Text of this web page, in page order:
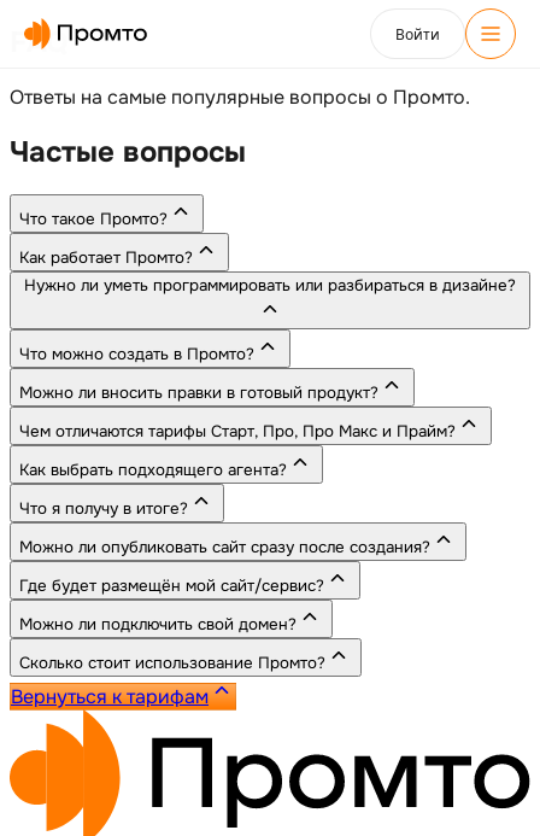
Войти
FAQ
Ответы на самые популярные вопросы о Промто.
Частые вопросы
Что такое Промто?
Как работает Промто?
Нужно ли уметь программировать или разбираться в дизайне?
Что можно создать в Промто?
Можно ли вносить правки в готовый продукт?
Чем отличаются тарифы Старт, Про, Про Макс и Прайм?
Как выбрать подходящего агента?
Что я получу в итоге?
Можно ли опубликовать сайт сразу после создания?
Где будет размещён мой сайт/сервис?
Можно ли подключить свой домен?
Сколько стоит использование Промто?
Вернуться к тарифам